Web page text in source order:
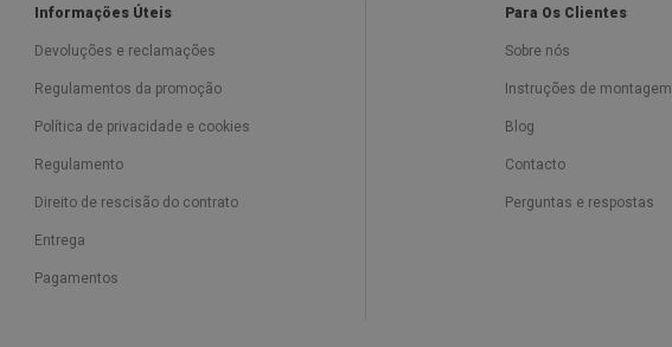
Informações Úteis
Devoluções e reclamações
Regulamentos da promoção
Política de privacidade e cookies
Regulamento
Direito de rescisão do contrato
Entrega
Pagamentos
Para Os Clientes
Sobre nós
Instruções de montagem
Blog
Contacto
Perguntas e respostas